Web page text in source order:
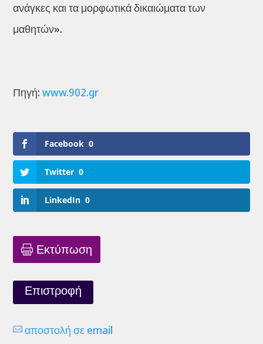
ανάγκες και τα μορφωτικά δικαιώματα των
μαθητών».
Πηγή:www.902.gr
Facebook 0
Twitter 0
LinkedIn 0
Εκτύπωση
Επιστροφή
αποστολή σε email